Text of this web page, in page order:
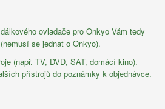
ovladače pro Onkyo Vám tedy
se jednat o Onkyo).
(např. TV, DVD, SAT, domácí kino).
přístrojů do poznámky k objednávce.